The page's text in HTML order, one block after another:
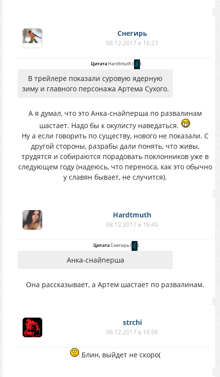
Снегирь
08.12.2017 в 16:23
ЦитатаHardtmuth ( )
В трейлере показали суровую ядерную
зиму и главного персонажа Артема Сухого.
А я думал, что это Анка-снайперша по развалинам
шастает. Надо бы к окулисту наведаться.
Ну а если говорить по существу, нового не показали. С
другой стороны, разрабы дали понять, что живы,
трудятся и собираются порадовать поклонников уже в
следующем году (надеюсь, что переноса, как это обычно
у славян бывает, не случится).
Hardtmuth
08.12.2017 в 16:40
ЦитатаСнегирь( )
Анка-снайперша
Она рассказывает, а Артем шастает по развалинам.
strchi
08.12.2017 в 16:56
Блин, выйдет не скоро(